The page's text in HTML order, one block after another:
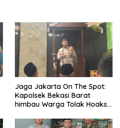
Jaga Jakarta On The Spot:
Kapolsek Bekasi Barat
himbau Warga Tolak Hoaks
Sholat Jumat